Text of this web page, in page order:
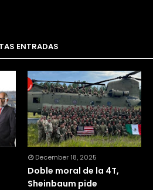
ENTRADAS
December 18, 2025
Doble moral de la 4T,
Sheinbaum pide